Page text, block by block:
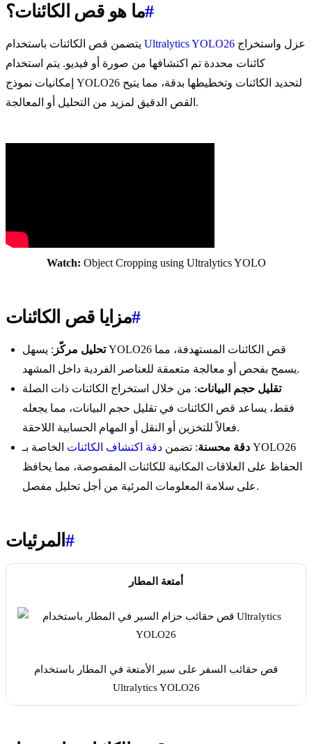
ما هو قص الكائنات؟#
Ultralytics YOLO26
كائنات محددة تم اكتشافها من صورة أو فيديو. يتم استخدام
إمكانيات نموذج YOLO26 لتحديد الكائنات وتخطيطها بدقة، مما يتيح
القص الدقيق لمزيد من التحليل أو المعالجة.
Watch: Object Cropping using Ultralytics YOLO
مزايا قص الكائنات#
تحليل مركّز : يسهل YOLO26 قص الكائنات المستهدفة، مما
يسمح بفحص أو معالجة متعمقة للعناصر الفردية داخل المشهد.
تقليل حجم البيانات: من خلال استخراج الكائنات ذات الصلة
فقط، يساعد قص الكائنات في تقليل حجم البيانات، مما يجعله
فعالاً للتخزين أو النقل أو المهام الحسابية اللاحقة.
دقة محسنة: تضمن دقة اكتشاف الكائنات الخاصة بـ YOLO26
الحفاظ على العلاقات المكانية للكائنات المقصوصة، مما يحافظ
على سلامة المعلومات المرئية من أجل تحليل مفصل.
المرئيات #
أمتعة المطار
قص حقائب السفر على سير الأمتعة في المطار باستخدام
Ultralytics YOLO26